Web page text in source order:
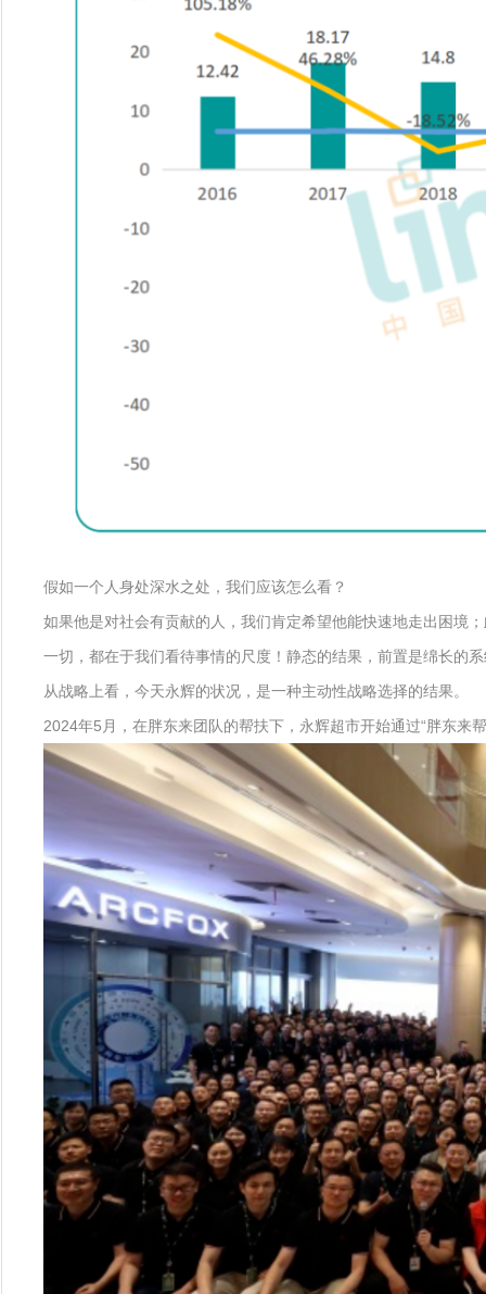
假如一个人身处深水之处，我们应该怎么看？
如果他是对社会有贡献的人，我们肯定希望他能快速地走出困境
一切，都在于我们看待事情的尺度！静态的结果，前置是绵长的
从战略上看，今天永辉的状况，是一种主动性战略选择的结果。
2024年5月，在胖东来团队的帮扶下，永辉超市开始通过“胖东来